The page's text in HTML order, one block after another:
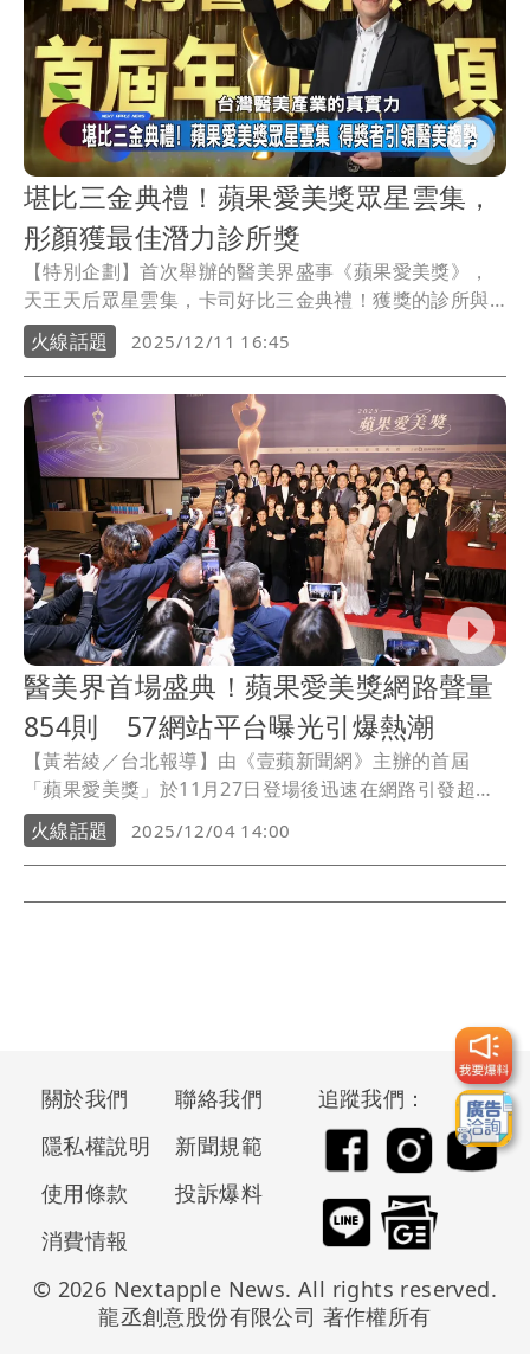
堪比三金典禮！蘋果愛美獎眾星雲集，
彤顏獲最佳潛力診所獎
【特別企劃】首次舉辦的醫美界盛事《蘋果愛美獎》，
天王天后眾星雲集，卡司好比三金典禮！獲獎的診所與
醫師，更成為求美者高度詢問目標，本次拿下「最佳潛
力診所獎」的彤顏診所，深耕新北與大桃園地區，彤顏
診所吳柏毅院長親自出席領獎，大方分享診所受到肯定
的原因。
火線話題 2025/12/11 16:45
醫美界首場盛典！蘋果愛美獎網路聲量
854則 57網站平台曝光引爆熱潮
【黃若綾／台北報導】由《壹蘋新聞網》主辦的首屆
「蘋果愛美獎」於11月27日登場後迅速在網路引發超高
討論度，除了26家國內外主流媒體報導，當天出席頒獎
典禮的5大星光──鴻海集團創辦人郭台銘夫人曾馨瑩、
女星林心如、關穎、徐若瑄、男星王陽明，Facebook與
IG的粉絲人數破千萬，根據Opview聲量資料統計，蘋果
火線話題 2025/12/04 14:00
關於我們
聯絡我們
隱私權說明
新聞規範
使用條款
投訴爆料
消費情報
追蹤我們：
© 2026 Nextapple News. All rights reserved.
龍丞創意股份有限公司 著作權所有